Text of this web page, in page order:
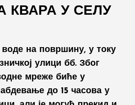
КВАРА У СЕЛУ
на површину, у току
улици бб. Због
мреже биће у
до 15 часова у